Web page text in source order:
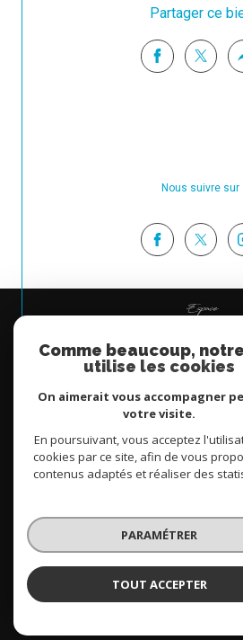
Partager ce
Nous suivre sur
Espace
Se
© 2026 | TOUS DROITS RÉSERVÉS |
PLAN DU SITE MENTIONS
POLITIQUE RGPD
Comme beaucoup,
utilise les cookies
On aimerait vous accompagner
votre visite.
En poursuivant, vous acceptez
cookies par ce site, afin de vous
contenus adaptés et réaliser des
PARAMÉTRER
TOUT ACCEPTER